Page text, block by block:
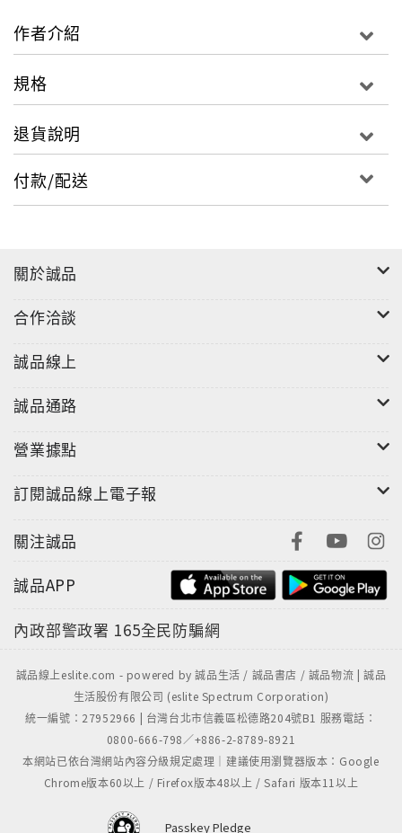
作者介紹
規格
退貨說明
付款/配送
關於誠品
合作洽談
誠品線上
誠品通路
營業據點
訂閱誠品線上電子報
關注誠品
誠品APP
內政部警政署 165全民防騙網
誠品線上eslite.com - powered by 誠品生活 / 誠品書店 / 誠品物流 | 誠品
生活股份有限公司 (eslite Spectrum Corporation)
統一編號：27952966 | 台灣台北市信義區松德路204號B1 服務電話：
0800-666-798／+886-2-8789-8921
本網站已依台灣網站內容分級規定處理｜建議使用瀏覽器版本：Google
Chrome版本60以上 / Firefox版本48以上 / Safari 版本11以上
Passkey Pledge